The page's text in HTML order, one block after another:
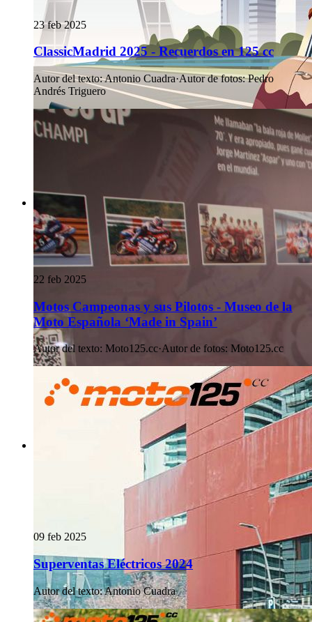
23 feb 2025
ClassicMadrid 2025 - Recuerdos en 125 cc
Autor del texto:Antonio Cuadra·Autor de fotos: Pedro
Andrés Triguero
22 feb 2025
Motos Campeonas y sus Pilotos - Museo de la
Moto Española ‘Made in Spain’
Autor del texto: Moto125.cc·Autor de fotos: Moto125.cc
09 feb 2025
Superventas Eléctricos 2024
Autor del texto:Antonio Cuadra